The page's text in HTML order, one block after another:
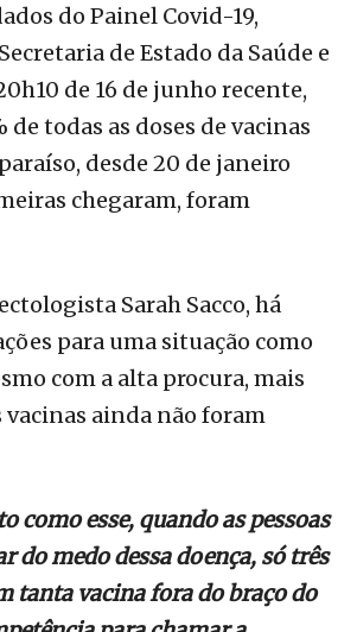
do Painel Covid-19,
de Estado da Saúde e
de 16 de junho recente,
de todas as doses de vacinas
desde 20 de janeiro
chegaram, foram
Sarah Sacco, há
para uma situação como
com a alta procura, mais
vacinas ainda não foram
como esse, quando as pessoas
do medo dessa doença, só três
tanta vacina fora do braço do